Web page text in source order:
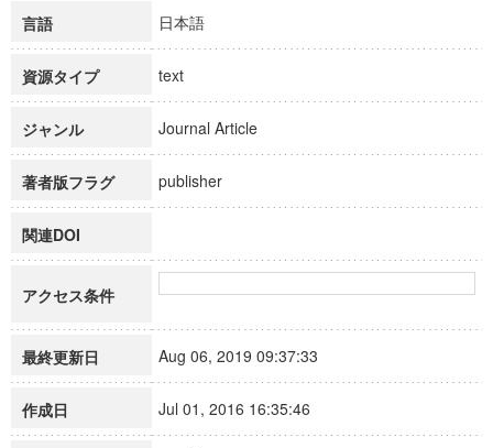
言語 日本語
資源タイプ text
ジャンル Journal Article
著者版フラグ publisher
関連DOI
アクセス条件
最終更新日 Aug 06, 2019 09:37:33
作成日 Jul 01, 2016 16:35:46